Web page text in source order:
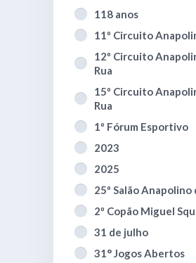
118 anos
11º Circuito
12º Circuito
Rua
15º Circuito
Rua
1º Fórum Esportivo
2023
2025
25º Salão
2º Copão Miguel
31 de julho
31° Jogos Abertos